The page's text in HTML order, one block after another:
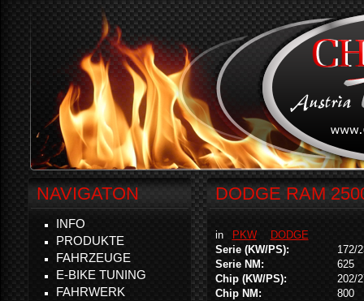
DODGE RAM
in PKW
DODGE
Serie (KW/PS):
172/
Serie NM:
625
Chip (KW/PS):
202/
Chip NM:
800
NAVIGATON
INFO
PRODUKTE
FAHRZEUGE
E-BIKE TUNING
FAHRWERK